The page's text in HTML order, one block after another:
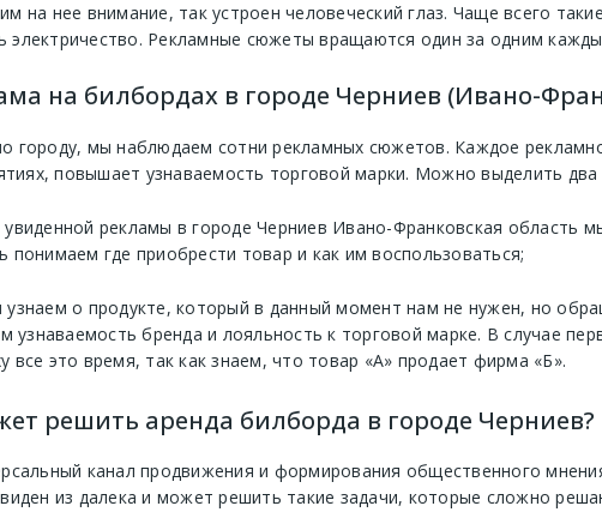
на нее внимание, так устроен человеческий глаз. Чаще всего
Рекламные сюжеты вращаются один за одним
на билбордах в городе Черниев (Ивано-
городу, мы наблюдаем сотни рекламных сюжетов. Каждое
повышает узнаваемость торговой марки. Можно выделить два
рекламы в городе Черниев Ивано-Франковская область
понимаем где приобрести товар и как им воспользоваться;
о продукте, который в данный момент нам не нужен, но
бренда и лояльность к торговой марке. В случае
все это время, так как знаем, что товар «А» продает фирма «Б».
решить аренда билборда в городе Черниев?
канал продвижения и формирования общественного
из далека и может решить такие задачи, которые сложно